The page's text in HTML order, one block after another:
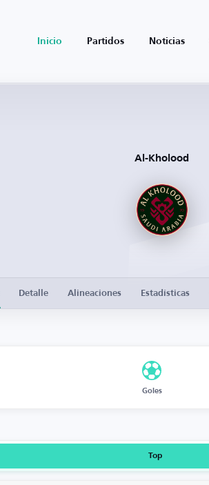
Inicio Partidos Noticias
Al-Kholood
Detalle Alineaciones Estadísticas
Goles
Top